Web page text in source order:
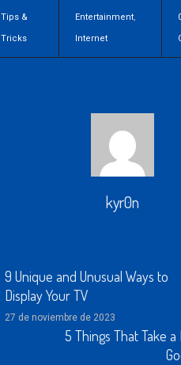
Tips &
Tricks
Entertainment,
Internet
kyr0n
9 Unique and Unusual Ways to
Display Your TV
27 de noviembre de 2023
5 Things That Take